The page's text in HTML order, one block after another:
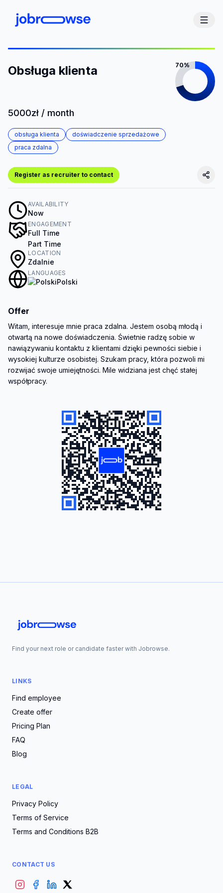
Obsługa klienta 70%
5000zł / month
obsługa klienta
doświadczenie sprzedażowe
praca zdalna
Register as recruiter to contact
AVAILABILITY
Now
ENGAGEMENT
Full Time
Part Time
LOCATION
Zdalnie
LANGUAGES
Polski
Offer
Witam, interesuje mnie praca zdalna. Jestem osobą młodą i
otwartą na nowe doświadczenia. Świetnie radzę sobie w
nawiązywaniu kontaktu z klientami dzięki pewności siebie i
wysokiej kulturze osobistej. Szukam pracy, która pozwoli mi
rozwijać swoje umiejętności. Mile widziana jest chęć stałej
współpracy.
Find your next role or candidate faster with Jobrowse.
LINKS
Find employee
Create offer
Pricing Plan
FAQ
Blog
LEGAL
Privacy Policy
Terms of Service
Terms and Conditions B2B
CONTACT US